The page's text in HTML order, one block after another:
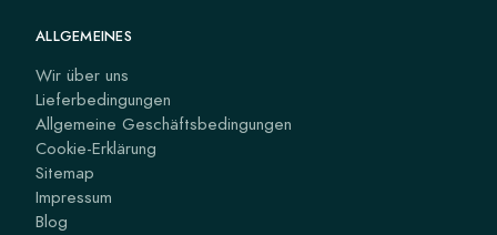
ALLGEMEINES
Wir über uns
Lieferbedingungen
Allgemeine Geschäftsbedingungen
Cookie-Erklärung
Sitemap
Impressum
Blog